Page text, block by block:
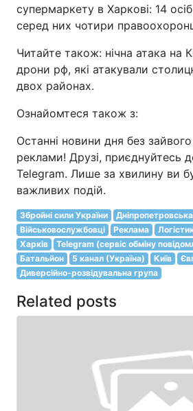
супермаркету в Харкові: 14
серед них чотири
Читайте також: нічна атака на
дрони рф, які атакували
двох районах.
Ознайомтеся також з:
Останні новини дня без
реклами! Друзі, приєднуйтесь
Telegram. Лише за хвилину ви
важливих подій.
Збройні сили України
Військовослужбовці
Реклама
Харків
Telegram (сервіс обміну
Батальйон
5 канал (Україна) Київ
Диверсійно-розвідувальна група
Related posts